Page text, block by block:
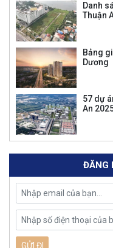
Danh
Thuận
Bảng
Dương
57 dự
An
ĐĂNG